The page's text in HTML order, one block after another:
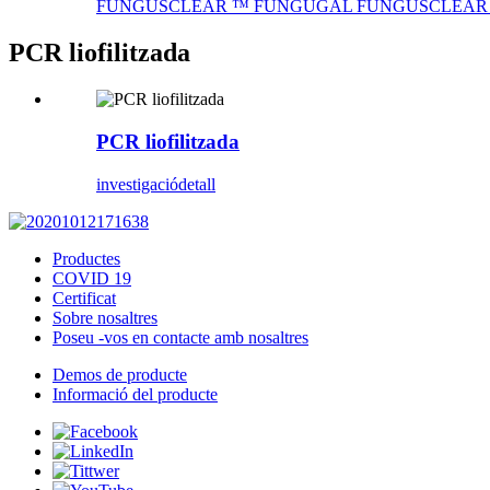
FUNGUSCLEAR ™ FUNGUGAL FUNGUSCLEAR
PCR liofilitzada
PCR liofilitzada
investigaciódetall
Productes
COVID 19
Certificat
Sobre nosaltres
Poseu -vos en contacte amb nosaltres
Demos de producte
Informació del producte